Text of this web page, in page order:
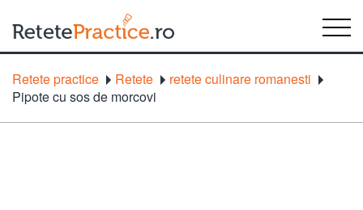
Retete practice Retete
retete culinare romanesti
Pipote cu sos de morcovi